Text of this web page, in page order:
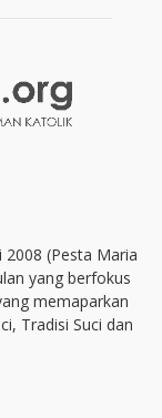
(Pesta Maria
yang berfokus
memaparkan
Tradisi Suci dan